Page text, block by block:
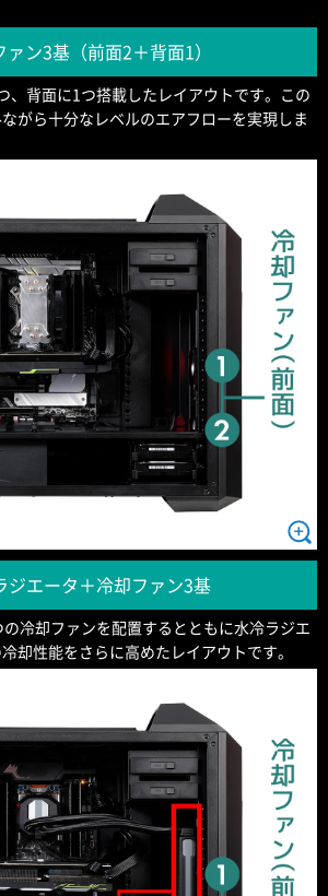
ン3基（前面2＋背面1）
、背面に1つ搭載したレイアウトです。この
がら十分なレベルのエアフローを実現しま
ジエータ＋冷却ファン3基
冷却ファンを配置するとともに水冷ラジエ
却性能をさらに高めたレイアウトです。